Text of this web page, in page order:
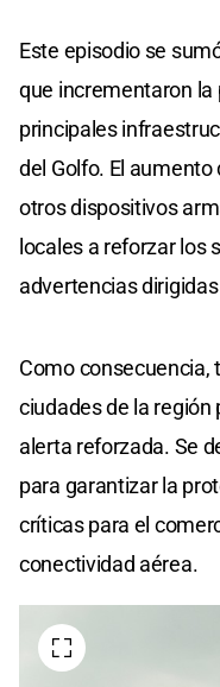
Este episodio se
que incrementaron la
principales
del Golfo. El
otros dispositivos
locales a reforzar los
advertencias
Como consecuencia,
ciudades de la
alerta reforzada. Se
para garantizar la
críticas para el
conectividad aérea.